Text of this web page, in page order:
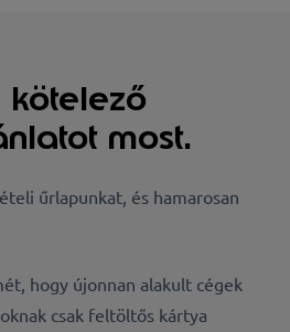
kötelező
most.
űrlapunkat, és hamarosan
hogy újonnan alakult cégek
csak feltöltős kártya